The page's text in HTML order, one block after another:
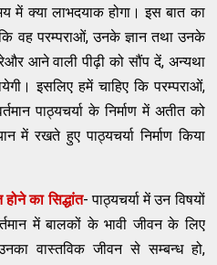
में क्या लाभदयाक होगा। इस बात का
वह परम्पराओं, उनके ज्ञान तथा उनके
आने वाली पीढ़ी को सौंप दें, अन्यथा
इसलिए हमें चाहिए कि परम्पराओं,
पाठ्यचर्या के निर्माण में अतीत को
रखते हुए पाठ्यचर्या निर्माण किया
का सिद्धांत- पाठ्यचर्या में उन विषयों
में बालकों के भावी जीवन के लिए
वास्तविक जीवन से सम्बन्ध हो,